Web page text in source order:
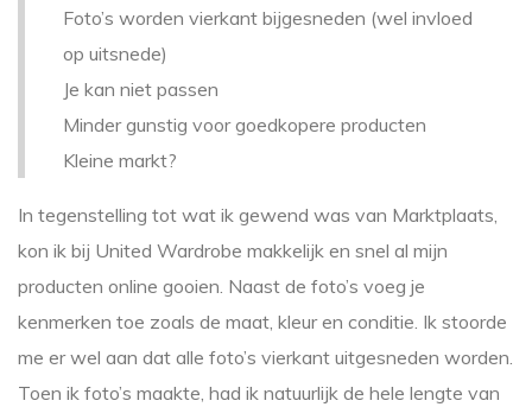
Foto’s worden vierkant bijgesneden (wel invloed
op uitsnede)
Je kan niet passen
Minder gunstig voor goedkopere producten
Kleine markt?
In tegenstelling tot wat ik gewend was van Marktplaats,
kon ik bij United Wardrobe makkelijk en snel al mijn
producten online gooien. Naast de foto’s voeg je
kenmerken toe zoals de maat, kleur en conditie. Ik stoorde
me er wel aan dat alle foto’s vierkant uitgesneden worden.
Toen ik foto’s maakte, had ik natuurlijk de hele lengte van